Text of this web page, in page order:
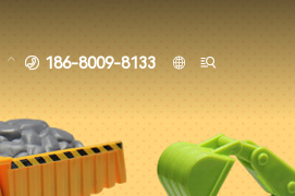
 186-8009-8133  